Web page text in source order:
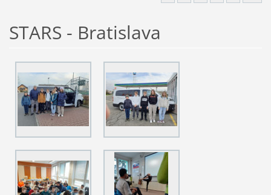
STARS - Bratislava